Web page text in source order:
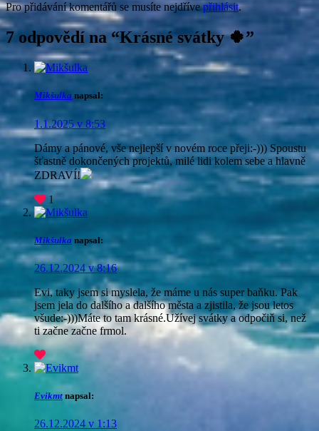
Pro přidávání komentářů se musíte nejdřívepřihlásit.
7 odpovědí na “Krásné svátky 🍀”
Mikšulka napsal:
1.1.2025 v 8:53
Dámy a pánové, vše nejlepší v novém roce přeji:-))) Spoustu
šťastně dokončených projektů, milé lidi kolem sebe a hlavně
ZDRAVÍ!
1
Mikšulka napsal:
26.12.2024 v 8:16
Evi, taky jsem si myslela, že máme u nás super baňku. Pak
jsem jela do dalšího a dalšího města a zjistila, že jsou letos
všude:-)))Máte to tam krásné.Užívej svátky a odpočiň si, než
ti začne začne frmol.
Evikmt napsal:
26.12.2024 v 1:13